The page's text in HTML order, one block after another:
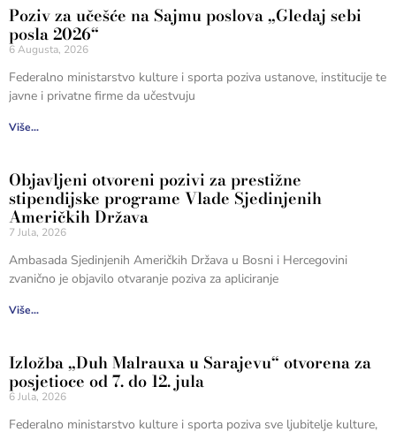
Poziv za učešće na Sajmu poslova „Gledaj sebi
posla 2026“
6 Augusta, 2026
Federalno ministarstvo kulture i sporta poziva ustanove, institucije te
javne i privatne firme da učestvuju
Više...
Objavljeni otvoreni pozivi za prestižne
stipendijske programe Vlade Sjedinjenih
Američkih Država
7 Jula, 2026
Ambasada Sjedinjenih Američkih Država u Bosni i Hercegovini
zvanično je objavilo otvaranje poziva za apliciranje
Više...
Izložba „Duh Malrauxa u Sarajevu“ otvorena za
posjetioce od 7. do 12. jula
6 Jula, 2026
Federalno ministarstvo kulture i sporta poziva sve ljubitelje kulture,